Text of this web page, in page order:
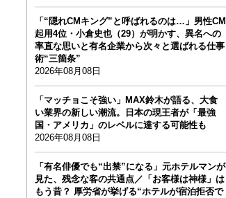
「“隠れCMキング”と呼ばれるのは…」男性CM
起用4位・小倉史也（29）が明かす、異名への
率直な思いと有名企業から次々と選ばれる仕事
術“三箇条”
2026年08月08日
「マッチョこそ強い」MAX鈴木が語る、大食
い業界の新しい潮流。日本の現王者が「最強
国・アメリカ」のレベルに達する可能性も
2026年08月08日
「有名俳優でも“出禁”になる」元ホテルマンが
見た、残念な客の共通点／「お客様は神様」は
もう昔？ 厚労省が挙げる“ホテルが宿泊拒否で